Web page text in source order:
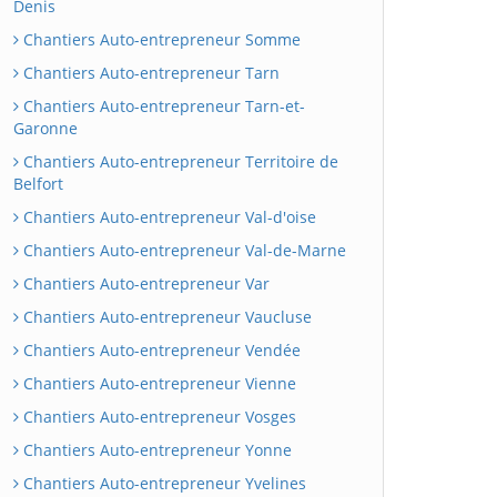
Denis
Chantiers Auto-entrepreneur Somme
Chantiers Auto-entrepreneur Tarn
Chantiers Auto-entrepreneur Tarn-et-
Garonne
Chantiers Auto-entrepreneur Territoire de
Belfort
Chantiers Auto-entrepreneur Val-d'oise
Chantiers Auto-entrepreneur Val-de-Marne
Chantiers Auto-entrepreneur Var
Chantiers Auto-entrepreneur Vaucluse
Chantiers Auto-entrepreneur Vendée
Chantiers Auto-entrepreneur Vienne
Chantiers Auto-entrepreneur Vosges
Chantiers Auto-entrepreneur Yonne
Chantiers Auto-entrepreneur Yvelines